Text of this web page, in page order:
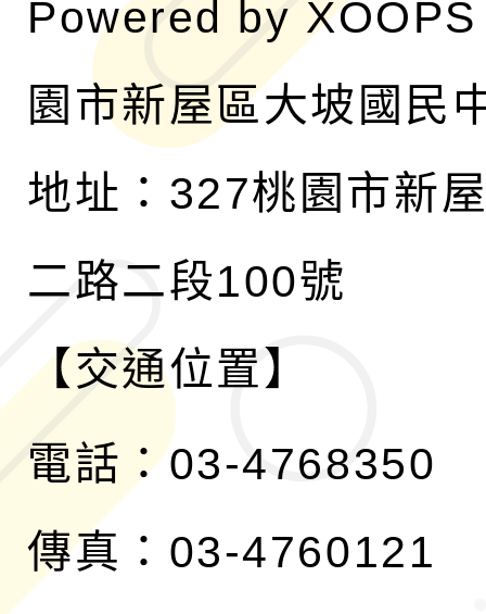
Powered by XOOPS
園市新屋區大坡國民
地址：327桃園市新
二路二段100號
【交通位置】
電話：03-4768350
傳真：03-4760121